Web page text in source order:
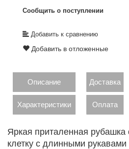
Сообщить о поступлении
Добавить к сравнению
Добавить в отложенные
Описание Доставка
Характеристики Оплата
Яркая приталенная рубашка
клетку с длинными рукавами